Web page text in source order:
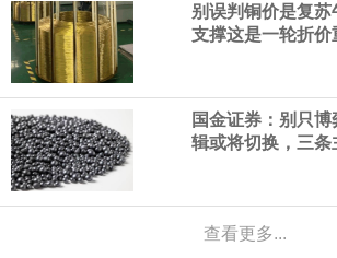
证，适度建设接续煤矿。
国家发展改革委、国家能源局印发《煤炭
其中提到，提高资源开发准入标准。坚
退出与区域供应保障，按照市场化法治
有序退出。西部地区优化生产结构，加
别误判铜价是复
支撑这是一轮折价
国金证券：别只
辑或将切换，三
查看更多...